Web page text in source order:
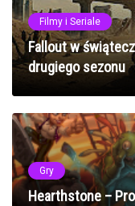
Filmy i Seriale
Fallout w
drugiego sezonu
Gry
Hearthstone –